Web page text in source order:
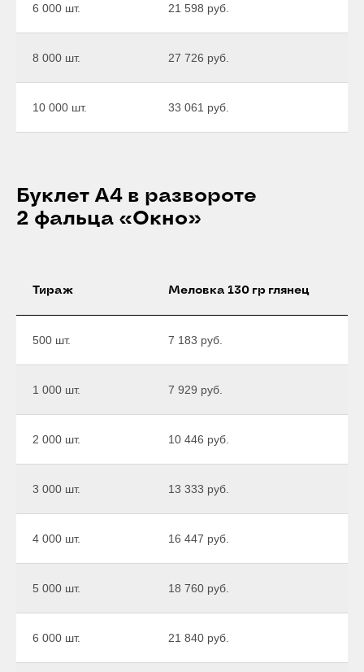
6 000 шт. 21 598 руб.
8 000 шт. 27 726 руб.
10 000 шт. 33 061 руб.
Буклет А4 в развороте
2 фальца «Окно»
Тираж Меловка 130 гр глянец
500 шт. 7 183 руб.
1 000 шт. 7 929 руб.
2 000 шт. 10 446 руб.
3 000 шт. 13 333 руб.
4 000 шт. 16 447 руб.
5 000 шт. 18 760 руб.
6 000 шт. 21 840 руб.